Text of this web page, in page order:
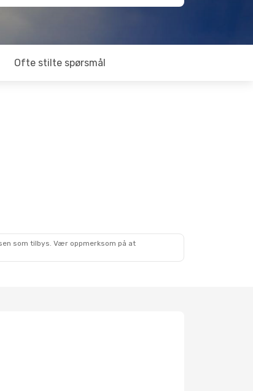
Ofte stilte spørsmål
som tilbys. Vær oppmerksom på at